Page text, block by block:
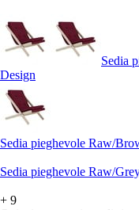
Sedia
Design
Sedia pieghevole Raw/
Sedia pieghevole Raw/
+ 9